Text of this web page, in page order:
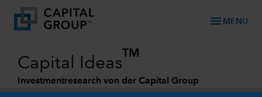
menu MENU
Capital Ideas
TM
Investmentresearch von der Capital Group